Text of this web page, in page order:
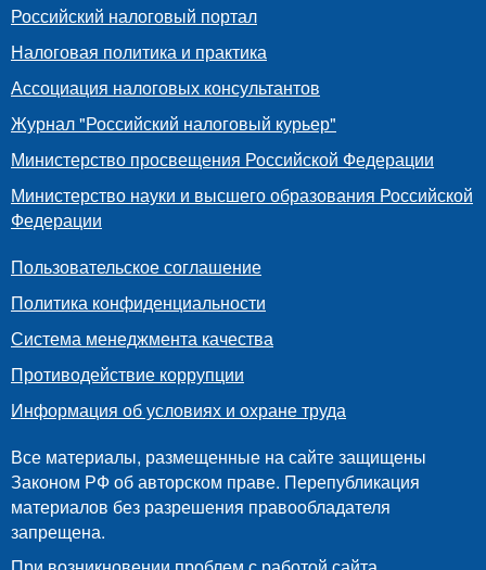
Российский налоговый портал
Налоговая политика и практика
Ассоциация налоговых консультантов
Журнал "Российский налоговый курьер"
Министерство просвещения Российской Федерации
Министерство науки и высшего образования Российской
Федерации
Пользовательское соглашение
Политика конфиденциальности
Система менеджмента качества
Противодействие коррупции
Информация об условиях и охране труда
Все материалы, размещенные на сайте защищены
Законом РФ об авторском праве. Перепубликация
материалов без разрешения правообладателя
запрещена.